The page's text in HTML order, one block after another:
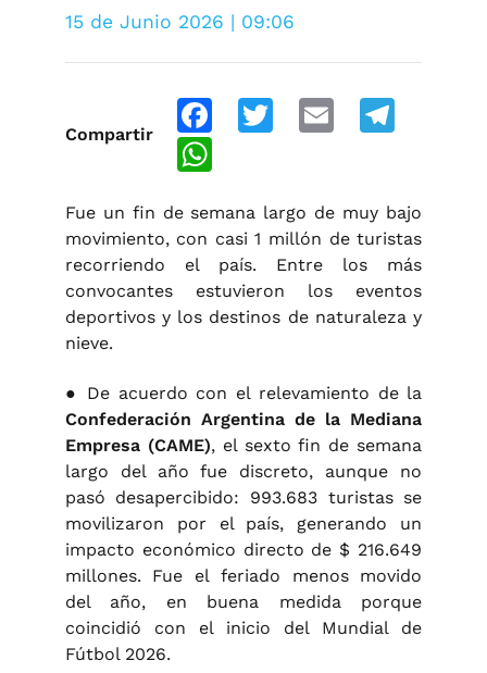
15 de Junio 2026 | 09:06
Compartir
FacebookTwitter Email
Fue un fin de semana largo de muy bajo
movimiento, con casi 1 millón de turistas
recorriendo el país. Entre los más
convocantes estuvieron los eventos
deportivos y los destinos de naturaleza y
nieve.
● De acuerdo con el relevamiento de la
Confederación Argentina de la Mediana
Empresa (CAME), el sexto fin de semana
largo del año fue discreto, aunque no
pasó desapercibido: 993.683 turistas se
movilizaron por el país, generando un
impacto económico directo de $ 216.649
millones. Fue el feriado menos movido
del año, en buena medida porque
coincidió con el inicio del Mundial de
Fútbol 2026.